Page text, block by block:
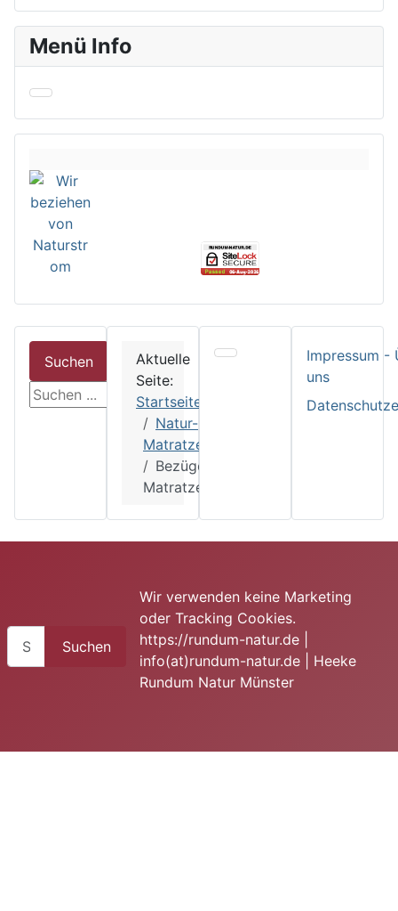
Menü Info
Suchen
suchen
Aktuelle
Seite:
Startseite
Natur-
Matratzen
Bezüge
Matratzen
Impressum -
uns
Suchen
Wir verwenden keine Marketing
oder Tracking Cookies.
https://rundum-natur.de |
info(at)rundum-natur.de | Heeke
Rundum Natur Münster